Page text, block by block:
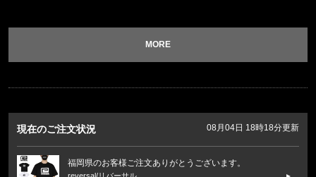
MORE
現在のご注文状況 08月04日 18時18分更新
福岡県のお客様ご注文ありがとうございます。